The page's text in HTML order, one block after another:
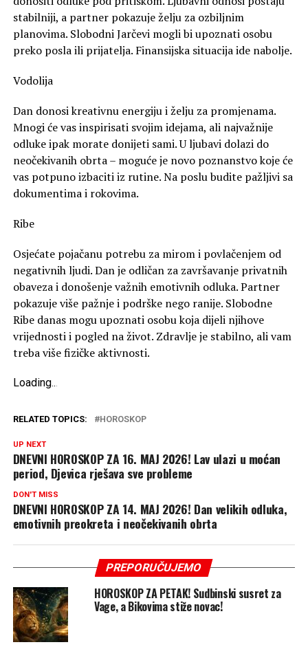
stabilniji, a partner pokazuje želju za ozbiljnim
planovima. Slobodni Jarčevi mogli bi upoznati osobu
preko posla ili prijatelja. Finansijska situacija ide nabolje.
Vodolija
Dan donosi kreativnu energiju i želju za promjenama.
Mnogi će vas inspirisati svojim idejama, ali najvažnije
odluke ipak morate donijeti sami. U ljubavi dolazi do
neočekivanih obrta – moguće je novo poznanstvo koje će
vas potpuno izbaciti iz rutine. Na poslu budite pažljivi sa
dokumentima i rokovima.
Ribe
Osjećate pojačanu potrebu za mirom i povlačenjem od
negativnih ljudi. Dan je odličan za završavanje privatnih
obaveza i donošenje važnih emotivnih odluka. Partner
pokazuje više pažnje i podrške nego ranije. Slobodne
Ribe danas mogu upoznati osobu koja dijeli njihove
vrijednosti i pogled na život. Zdravlje je stabilno, ali vam
treba više fizičke aktivnosti.
Loading..
RELATED TOPICS: HOROSKOP
UP NEXT
DNEVNI HOROSKOP ZA 16. MAJ 2026! Lav ulazi u moćan
period, Djevica rješava sve probleme
DON'T MISS
DNEVNI HOROSKOP ZA 14. MAJ 2026! Dan velikih odluka,
emotivnih preokreta i neočekivanih obrta
PREPORUČUJEMO
HOROSKOP ZA PETAK! Sudbinski susret za
Vage, a Bikovima stiže novac!